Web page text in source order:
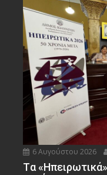
6 Αυγούστου 2026
Tα